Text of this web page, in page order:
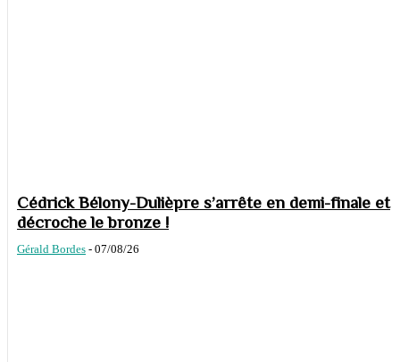
Cédrick Bélony-Dulièpre s’arrête en demi-finale et
décroche le bronze !
Gérald Bordes - 07/08/26